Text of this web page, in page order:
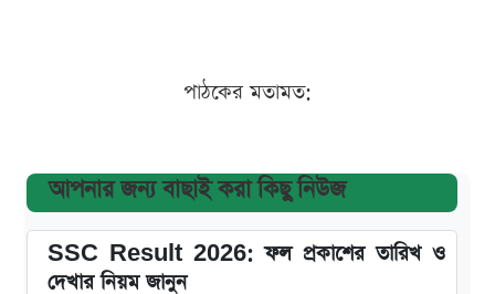
পাঠকের মতামত:
আপনার জন্য বাছাই করা কিছু নিউজ
SSC Result 2026: ফল প্রকাশের তারিখ ও
দেখার নিয়ম জানুন